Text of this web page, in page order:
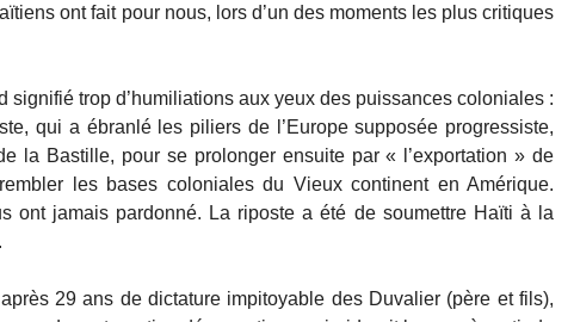
ont fait pour nous, lors d’un des moments les plus critiques
signifié trop d’humiliations aux yeux des puissances coloniales :
qui a ébranlé les piliers de l’Europe supposée progressiste,
la Bastille, pour se prolonger ensuite par « l’exportation » de
les bases coloniales du Vieux continent en Amérique.
ont jamais pardonné. La riposte a été de soumettre Haïti à la
29 ans de dictature impitoyable des Duvalier (père et fils),